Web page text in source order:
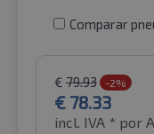
Comparar
€ 79.93 -2%
€ 78.33
incl. IVA * por